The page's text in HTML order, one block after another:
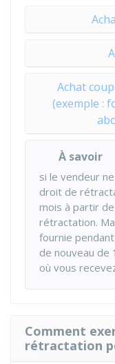
Achat
(exemple :
À savoir
si le vendeur
droit de
mois à partir
rétractation.
fournie
de nouveau de
où vous
Comment
rétractation